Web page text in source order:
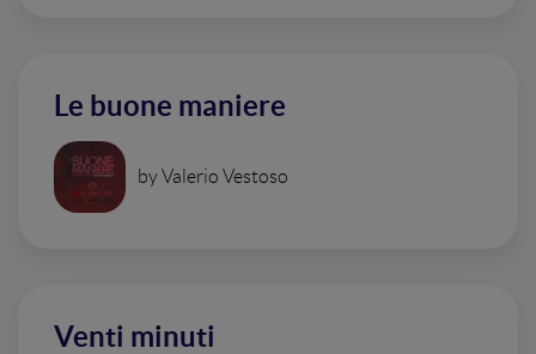
Le buone maniere
by Valerio Vestoso
Venti minuti